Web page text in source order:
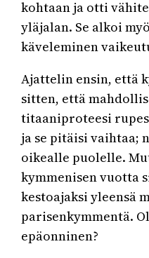
kohtaan ja otti
yläjalan. Se alkoi
käveleminen
Ajattelin ensin, että
sitten, että
titaaniproteesi
ja se pitäisi vaihtaa;
oikealle puolelle.
kymmenisen vuotta
kestoajaksi yleensä
parisenkymmentä.
epäonninen?